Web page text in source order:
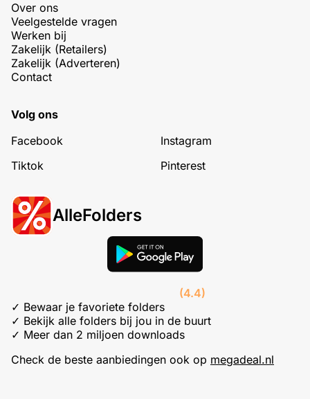
Over ons
Veelgestelde vragen
Werken bij
Zakelijk (Retailers)
Zakelijk (Adverteren)
Contact
Volg ons
Facebook
Instagram
Tiktok
Pinterest
AlleFolders
(4.4)
✓ Bewaar je favoriete folders
✓ Bekijk alle folders bij jou in de buurt
✓ Meer dan 2 miljoen downloads
Check de beste aanbiedingen ook op megadeal.nl